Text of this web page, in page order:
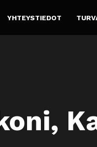
YHTEYSTIEDOT